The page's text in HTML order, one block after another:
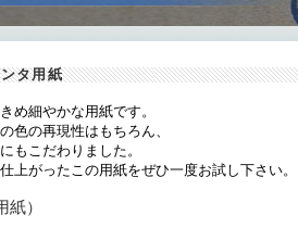
タ用紙
め細やかな用紙です。
色の再現性はもちろん、
もこだわりました。
上がったこの用紙をぜひ一度お試し下さい。
）